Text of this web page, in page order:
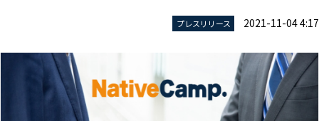
プレスリリース 2021-11-04 4:17